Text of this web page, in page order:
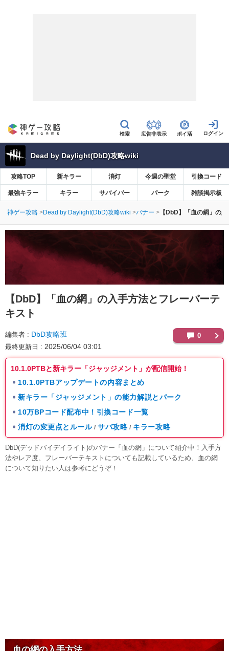
広告非表示 ポイ活
Dead by Daylight(DbD)攻略wiki
攻略TOP 新キラー 消灯 今週の聖堂 引換コード
最強キラー キラー サバイバー パーク 雑談掲示板
神ゲー攻略 Dead by Daylight(DbD)攻略wiki バナー 【DbD】「血の網」の
【DbD】
「血の網」の入手方法とフレーバーテ
キスト
編集者 DbD攻略班
最終更新日 2025/06/04 03:01
0
10.1.0PTBと新キラー「ジャッジメント」が配信開始！
10.1.0PTBアップデートの内容まとめ
新キラー「ジャッジメント」の能力解説とパーク
10万BPコード配布中！引換コード一覧
消灯の変更点とルール / サバ攻略 / キラー攻略
DbD(デッドバイデイライト)のバナー「血の網」について紹介中！入手方
法やレア度、フレーバーテキストについても記載しているため、血の網
について知りたい人は参考にどうぞ！